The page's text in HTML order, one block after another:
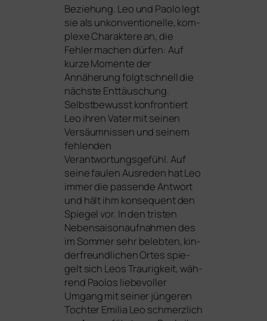
Beziehung. Leo und Paolo legt
sie als unkon­ven­tio­nel­le, kom­
ple­xe Charaktere an, die
Fehler machen dür­fen: Auf
kur­ze Momente der
Annäherung folgt schnell die
nächs­te Enttäuschung.
Selbstbewusst kon­fron­tiert
Leo ihren Vater mit sei­nen
Versäumnissen und sei­nem
feh­len­den
Verantwortungsgefühl. Auf
sei­ne fau­len Ausreden hat Leo
immer die pas­sen­de Antwort
und hält ihm kon­se­quent den
Spiegel vor. In den tris­ten
Nebensaisonaufnahmen des
im Sommer sehr beleb­ten, kin­
der­freund­li­chen Ortes spie­
gelt sich Leos Traurigkeit, wäh­
rend Paolos lie­be­vol­ler
Umgang mit sei­ner jün­ge­ren
Tochter Emilia Leo schmerz­lich